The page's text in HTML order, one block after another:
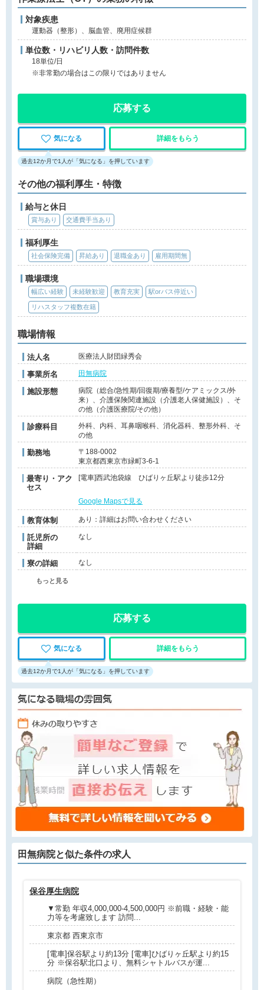
対象疾患
運動器（整形）、脳血管、廃用症候群
単位数・リハビリ人数・訪問件数
18単位/日
※非常勤の場合はこの限りではありません
応募する
気になる 詳細をもらう
過去12か月で1人が「気になる」を押しています
その他の福利厚生・特徴
給与と休日
賞与あり 交通費手当あり
福利厚生
社会保険完備 昇給あり 退職金あり 雇用期間無
職場環境
幅広い経験 未経験歓迎 教育充実 駅orバス停近い
リハスタッフ複数在籍
職場情報
法人名 医療法人財団緑秀会
事業所名 田無病院
施設形態
病院（総合/急性期/回復期/療養型/ケアミックス/外
来）、介護保険関連施設（介護老人保健施設）、そ
の他（介護医療院/その他）
診療科目
外科、内科、耳鼻咽喉科、消化器科、整形外科、そ
の他
勤務地
〒188-0002
東京都西東京市緑町3-6-1
最寄り・アク
セス
[電車]西武池袋線 ひばりヶ丘駅より徒歩12分
Google Mapsで見る
教育体制 あり：詳細はお問い合わせください
託児所の
詳細
なし
寮の詳細 なし
もっと見る
応募する
気になる 詳細をもらう
過去12か月で1人が「気になる」を押しています
田無病院と似た条件の求人
保谷厚生病院
▼常勤 年収4,000,000-4,500,000円 ※前職・経験・能
力等を考慮致します 訪問...
東京都 西東京市
[電車]保谷駅より約13分 [電車]ひばりヶ丘駅より約15
分 ※保谷駅北口より、無料シャトルバスが運...
病院（急性期）